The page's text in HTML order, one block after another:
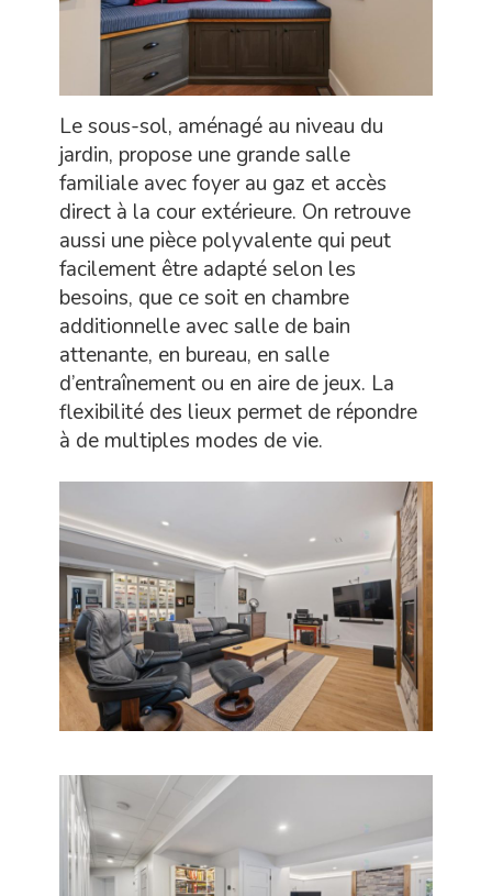
Le sous-sol, aménagé au niveau du
jardin, propose une grande salle
familiale avec foyer au gaz et accès
direct à la cour extérieure. On retrouve
aussi une pièce polyvalente qui peut
facilement être adapté selon les
besoins, que ce soit en chambre
additionnelle avec salle de bain
attenante, en bureau, en salle
d’entraînement ou en aire de jeux. La
flexibilité des lieux permet de répondre
à de multiples modes de vie.